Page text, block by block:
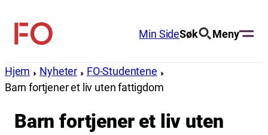
innhold
FO
Min SideSøk Meny
Hjem Nyheter
FO-Studentene
Barn fortjener et liv uten fattigdom
Barn fortjener et liv uten